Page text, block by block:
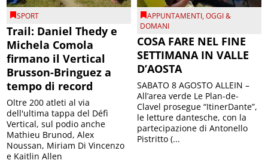
SPORT
Trail: Daniel Thedy e
Michela Comola
firmano il Vertical
Brusson-Bringuez a
tempo di record
Oltre 200 atleti al via
dell'ultima tappa del Défì
Vertical, sul podio anche
Mathieu Brunod, Alex
Noussan, Miriam Di Vincenzo
e Kaitlin Allen
APPUNTAMENTI,OGGI &
DOMANI
COSA FARE NEL FINE
SETTIMANA IN VALLE
D’AOSTA
SABATO 8 AGOSTO ALLEIN –
All’area verde Le Plan-de-
Clavel prosegue “ItinerDante”,
le letture dantesche, con la
partecipazione di Antonello
Pistritto (...